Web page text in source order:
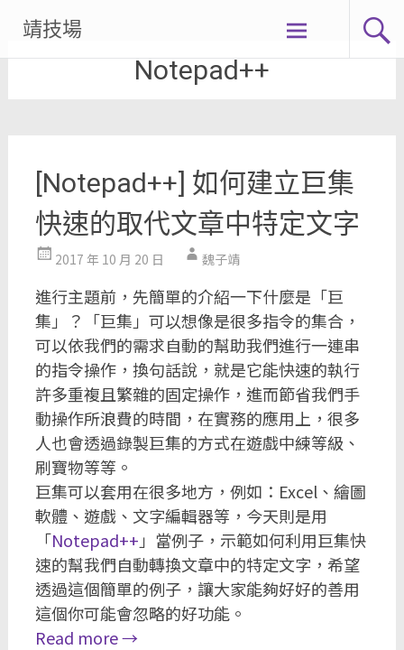
content
靖技場
Notepad++
[Notepad++] 如何建立巨集
快速的取代文章中特定文字
2017 年 10 月 20 日 魏子靖
進行主題前，先簡單的介紹一下什麼是「巨
集」？「巨集」可以想像是很多指令的集合，
可以依我們的需求自動的幫助我們進行一連串
的指令操作，換句話說，就是它能快速的執行
許多重複且繁雜的固定操作，進而節省我們手
動操作所浪費的時間，在實務的應用上，很多
人也會透過錄製巨集的方式在遊戲中練等級、
刷寶物等等。
巨集可以套用在很多地方，例如：Excel、繪圖
軟體、遊戲、文字編輯器等，今天則是用
「Notepad++ 」當例子，示範如何利用巨集快
速的幫我們自動轉換文章中的特定文字，希望
透過這個簡單的例子，讓大家能夠好好的善用
這個你可能會忽略的好功能。
Read more→